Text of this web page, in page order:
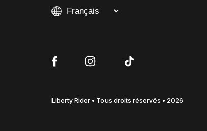
Liberty Rider • Tous droits réservés • 2026